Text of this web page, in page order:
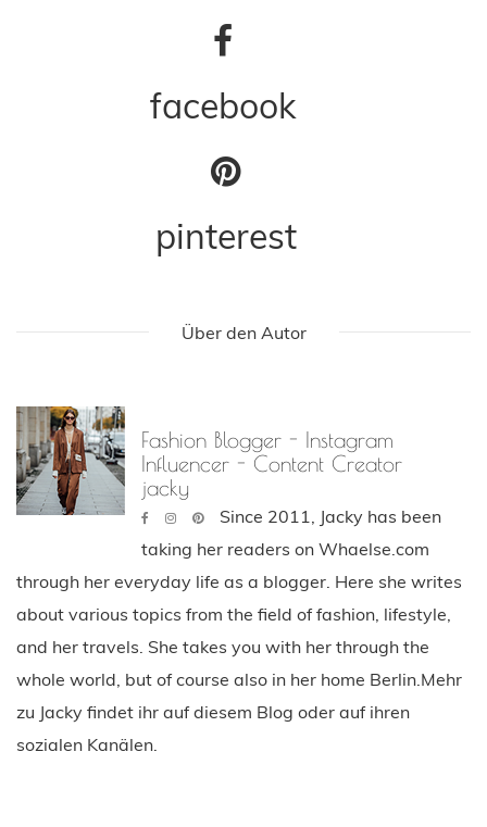
facebook
pinterest
Über den Autor
Fashion Blogger - Instagram
Influencer - Content Creator
jacky
Since 2011, Jacky has been
taking her readers on Whaelse.com
through her everyday life as a blogger. Here she writes
about various topics from the field of fashion, lifestyle,
and her travels. She takes you with her through the
whole world, but of course also in her home Berlin.Mehr
zu Jacky findet ihr auf diesem Blog oder auf ihren
sozialen Kanälen.